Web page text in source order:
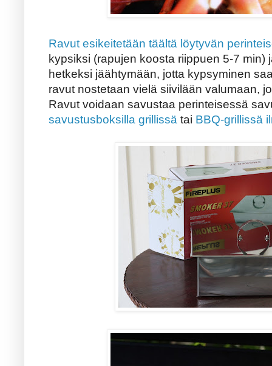
Ravut esikeitetään täältä löytyvän
kypsiksi (rapujen koosta riippuen 5-7 min)
hetkeksi jäähtymään, jotta kypsyminen
ravut nostetaan vielä siivilään valumaan,
Ravut voidaan savustaa perinteisessä
savustusboksilla grillissä tai BBQ-grillissä